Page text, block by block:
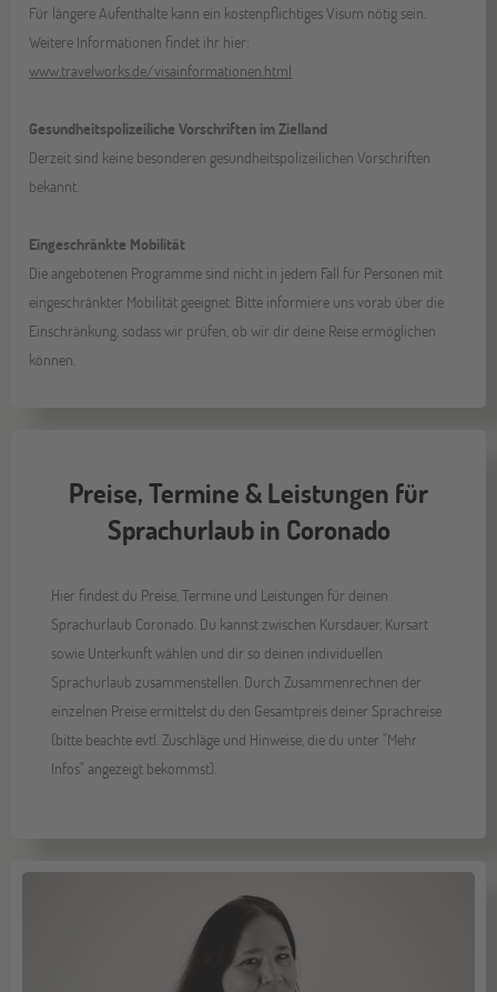
Für längere Aufenthalte kann ein kostenpflichtiges Visum nötig sein.
Weitere Informationen findet ihr hier:
www.travelworks.de/visainformationen.html
Gesundheitspolizeiliche Vorschriften im Zielland
Derzeit sind keine besonderen gesundheitspolizeilichen Vorschriften
bekannt.
Eingeschränkte Mobilität
Die angebotenen Programme sind nicht in jedem Fall für Personen mit
eingeschränkter Mobilität geeignet. Bitte informiere uns vorab über die
Einschränkung, sodass wir prüfen, ob wir dir deine Reise ermöglichen
können.
Preise, Termine & Leistungen für
Sprachurlaub in Coronado
Hier findest du Preise, Termine und Leistungen für deinen
Sprachurlaub Coronado. Du kannst zwischen Kursdauer, Kursart
sowie Unterkunft wählen und dir so deinen individuellen
Sprachurlaub zusammenstellen. Durch Zusammenrechnen der
einzelnen Preise ermittelst du den Gesamtpreis deiner Sprachreise
(bitte beachte evtl. Zuschläge und Hinweise, die du unter "Mehr
Infos" angezeigt bekommst).